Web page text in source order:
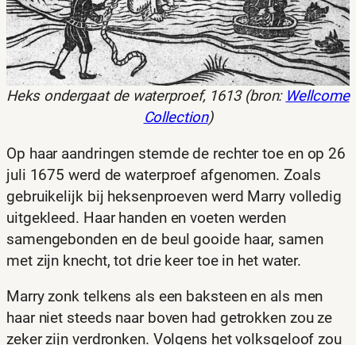
Heks ondergaat de waterproef, 1613 (bron: Wellcome
Collection)
Op haar aandringen stemde de rechter toe en op 26
juli 1675 werd de waterproef afgenomen. Zoals
gebruikelijk bij heksenproeven werd Marry volledig
uitgekleed. Haar handen en voeten werden
samengebonden en de beul gooide haar, samen
met zijn knecht, tot drie keer toe in het water.
Marry zonk telkens als een baksteen en als men
haar niet steeds naar boven had getrokken zou ze
zeker zijn verdronken. Volgens het volksgeloof zou